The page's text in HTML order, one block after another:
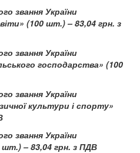
звання України
(100 шт.) – 83,04 грн. з
звання України
господарства» (100
звання України
культури і спорту»
звання України
– 83,04 грн. з ПДВ